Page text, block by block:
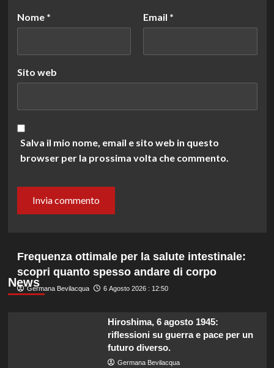
Nome * Email *
Sito web
Salva il mio nome, email e sito web in questo
browser per la prossima volta che commento.
News
Frequenza ottimale per la salute intestinale:
scopri quanto spesso andare di corpo
Germana Bevilacqua 6 Agosto 2026 : 12:50
Hiroshima, 6 agosto 1945:
riflessioni su guerra e pace per un
futuro diverso.
Germana Bevilacqua